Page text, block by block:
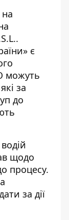
є
можуть
за
до
щодо
процесу.
за дії